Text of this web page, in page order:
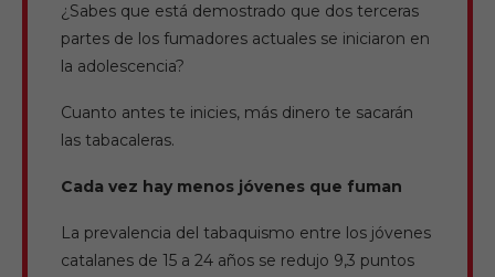
¿Sabes que está demostrado que dos terceras
partes de los fumadores actuales se iniciaron en
la adolescencia?
Cuanto antes te inicies, más dinero te sacarán
las tabacaleras.
Cada vez hay menos jóvenes que fuman
La prevalencia del tabaquismo entre los jóvenes
catalanes de 15 a 24 años se redujo 9,3 puntos